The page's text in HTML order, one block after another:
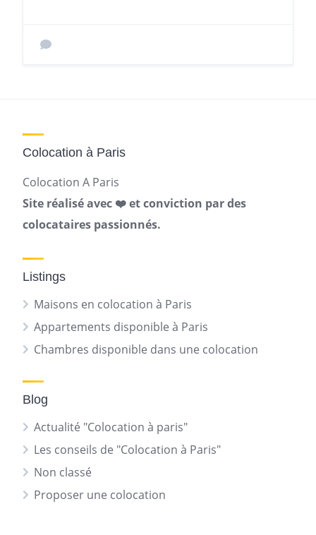
Colocation à Paris
Colocation A Paris
Site réalisé avec ❤️ et conviction par des
colocataires passionnés.
Listings
Maisons en colocation à Paris
Appartements disponible à Paris
Chambres disponible dans une colocation
Blog
Actualité "Colocation à paris"
Les conseils de "Colocation à Paris"
Non classé
Proposer une colocation